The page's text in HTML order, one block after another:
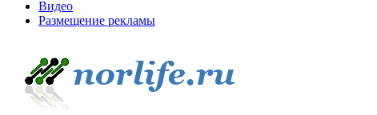
Видео
Размещение рекламы